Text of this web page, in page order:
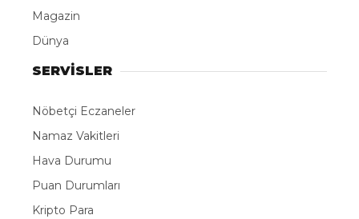
Magazin
Dünya
SERVİSLER
Nöbetçi Eczaneler
Namaz Vakitleri
Hava Durumu
Puan Durumları
Kripto Para